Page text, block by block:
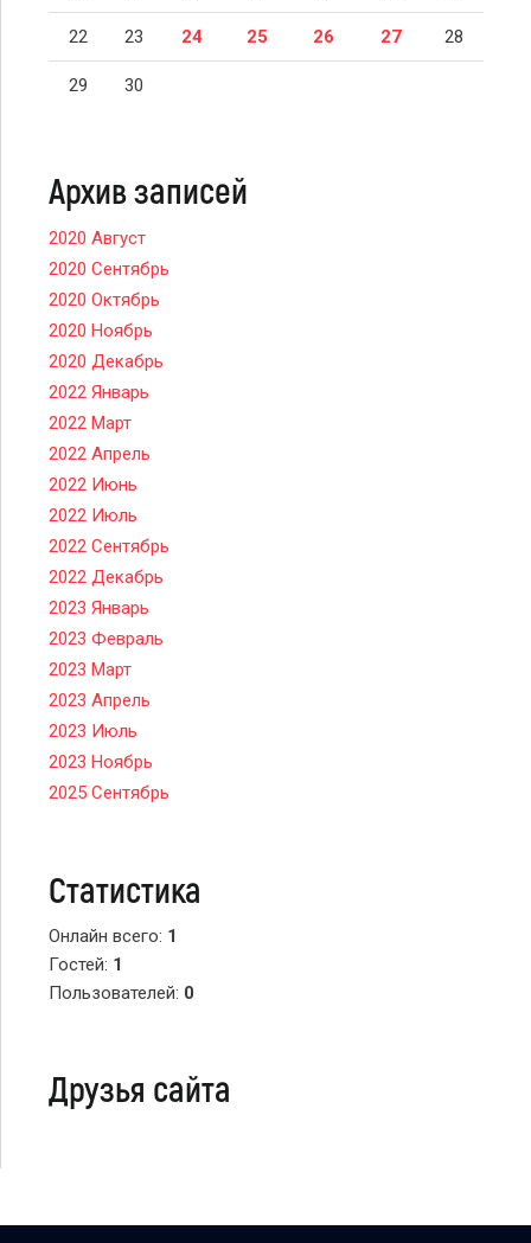
22 23 24 25 26 27 28
29 30
Архив записей
2020 Август
2020 Сентябрь
2020 Октябрь
2020 Ноябрь
2020 Декабрь
2022 Январь
2022 Март
2022 Апрель
2022 Июнь
2022 Июль
2022 Сентябрь
2022 Декабрь
2023 Январь
2023 Февраль
2023 Март
2023 Апрель
2023 Июль
2023 Ноябрь
2025 Сентябрь
Статистика
Онлайн всего: 1
Гостей: 1
Пользователей: 0
Друзья сайта